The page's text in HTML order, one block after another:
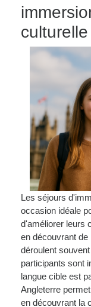
culturelle
Les séjours
occasion idéale
d'améliorer leurs
en découvrant
déroulent
participants sont
langue cible est
Angleterre
en découvrant la